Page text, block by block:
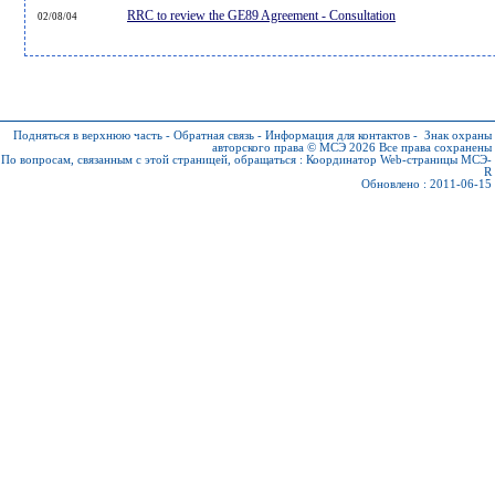
02/08/04 RRC to review the GE89 Agreement - Consultation
Подняться в верхнюю часть - Обратная связь - Информация для контактов - Знак охраны
авторского права © МСЭ 2026 Все права сохранены
По вопросам, связанным с этой страницей, обращаться : Координатор Web-страницы МСЭ-
R
Обновлено : 2011-06-15